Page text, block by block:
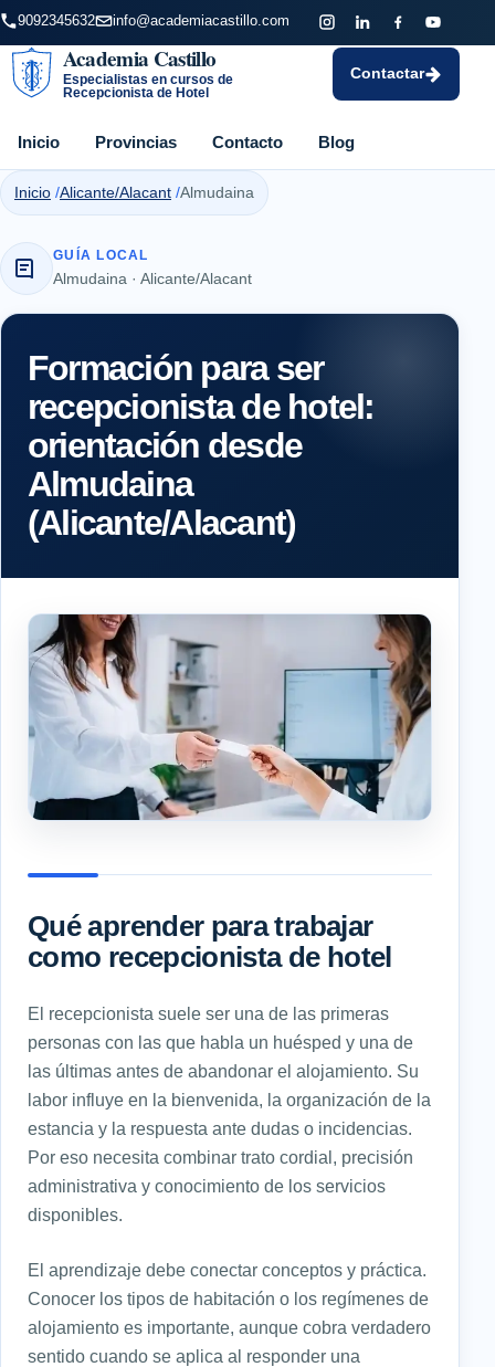
9092345632 info@academiacastillo.com
Academia Castillo
Especialistas en cursos de
Recepcionista de Hotel
Inicio Provincias Contacto Blog
Contactar
Inicio Alicante/Alacant Almudaina
GUÍA LOCAL
Almudaina · Alicante/Alacant
Formación para ser
recepcionista de hotel:
orientación desde
Almudaina
(Alicante/Alacant)
Qué aprender para trabajar
como recepcionista de hotel
El recepcionista suele ser una de las primeras
personas con las que habla un huésped y una de
las últimas antes de abandonar el alojamiento. Su
labor influye en la bienvenida, la organización de la
estancia y la respuesta ante dudas o incidencias.
Por eso necesita combinar trato cordial, precisión
administrativa y conocimiento de los servicios
disponibles.
El aprendizaje debe conectar conceptos y práctica.
Conocer los tipos de habitación o los regímenes de
alojamiento es importante, aunque cobra verdadero
sentido cuando se aplica al responder una